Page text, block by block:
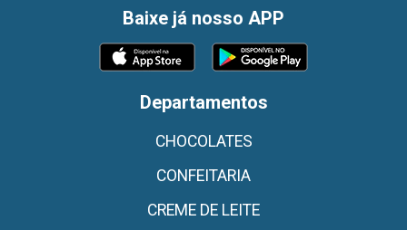
Baixe já nosso APP
Departamentos
CHOCOLATES
CONFEITARIA
CREME DE LEITE